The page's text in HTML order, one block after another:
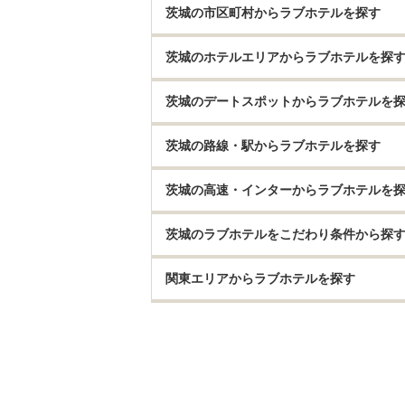
茨城の市区町村からラブホテルを探す
茨城のホテルエリアからラブホテルを探す
茨城のデートスポットからラブホテルを
茨城の路線・駅からラブホテルを探す
茨城の高速・インターからラブホテルを
茨城のラブホテルをこだわり条件から探す
関東エリアからラブホテルを探す